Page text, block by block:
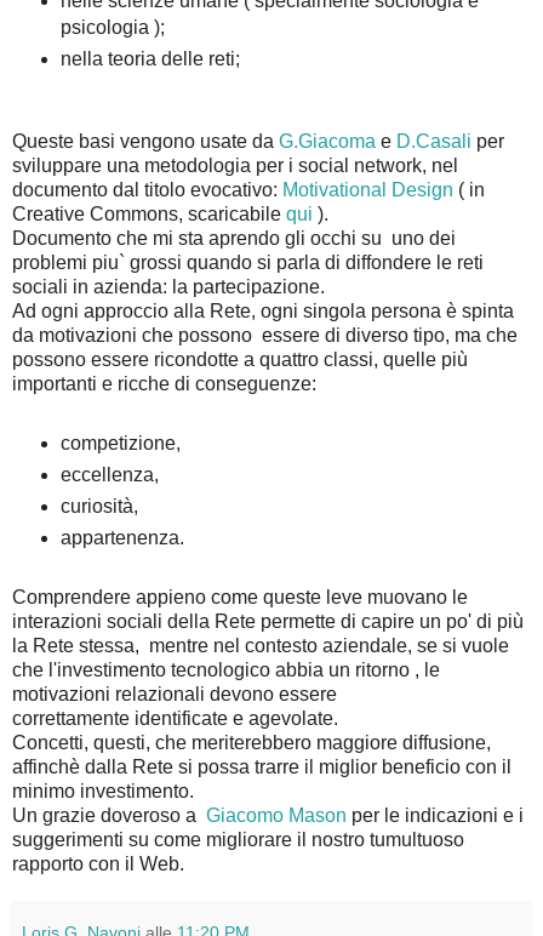
psicologia );
nella teoria delle reti;
Queste basi vengono usate da G.Giacoma e D.Casali per
sviluppare una metodologia per i social network, nel
documento dal titolo evocativo: Motivational Design ( in
Creative Commons, scaricabile qui ).
Documento che mi sta aprendo gli occhi su uno dei
problemi piu` grossi quando si parla di diffondere le reti
sociali in azienda: la partecipazione.
Ad ogni approccio alla Rete, ogni singola persona è spinta
da motivazioni che possono essere di diverso tipo, ma che
possono essere ricondotte a quattro classi, quelle più
importanti e ricche di conseguenze:
competizione,
eccellenza,
curiosità,
appartenenza.
Comprendere appieno come queste leve muovano le
interazioni sociali della Rete permette di capire un po' di più
la Rete stessa, mentre nel contesto aziendale, se si vuole
che l'investimento tecnologico abbia un ritorno , le
motivazioni relazionali devono essere
correttamente identificate e agevolate.
Concetti, questi, che meriterebbero maggiore diffusione,
affinchè dalla Rete si possa trarre il miglior beneficio con il
minimo investimento.
Un grazie doveroso a Giacomo Mason per le indicazioni e i
suggerimenti su come migliorare il nostro tumultuoso
rapporto con il Web.